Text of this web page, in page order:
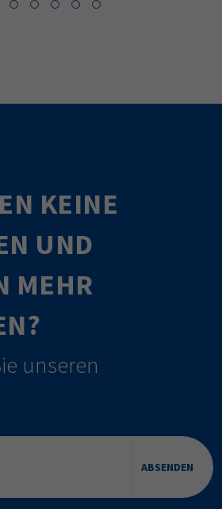
KEINE
UND
MEHR
unseren
ABSENDEN